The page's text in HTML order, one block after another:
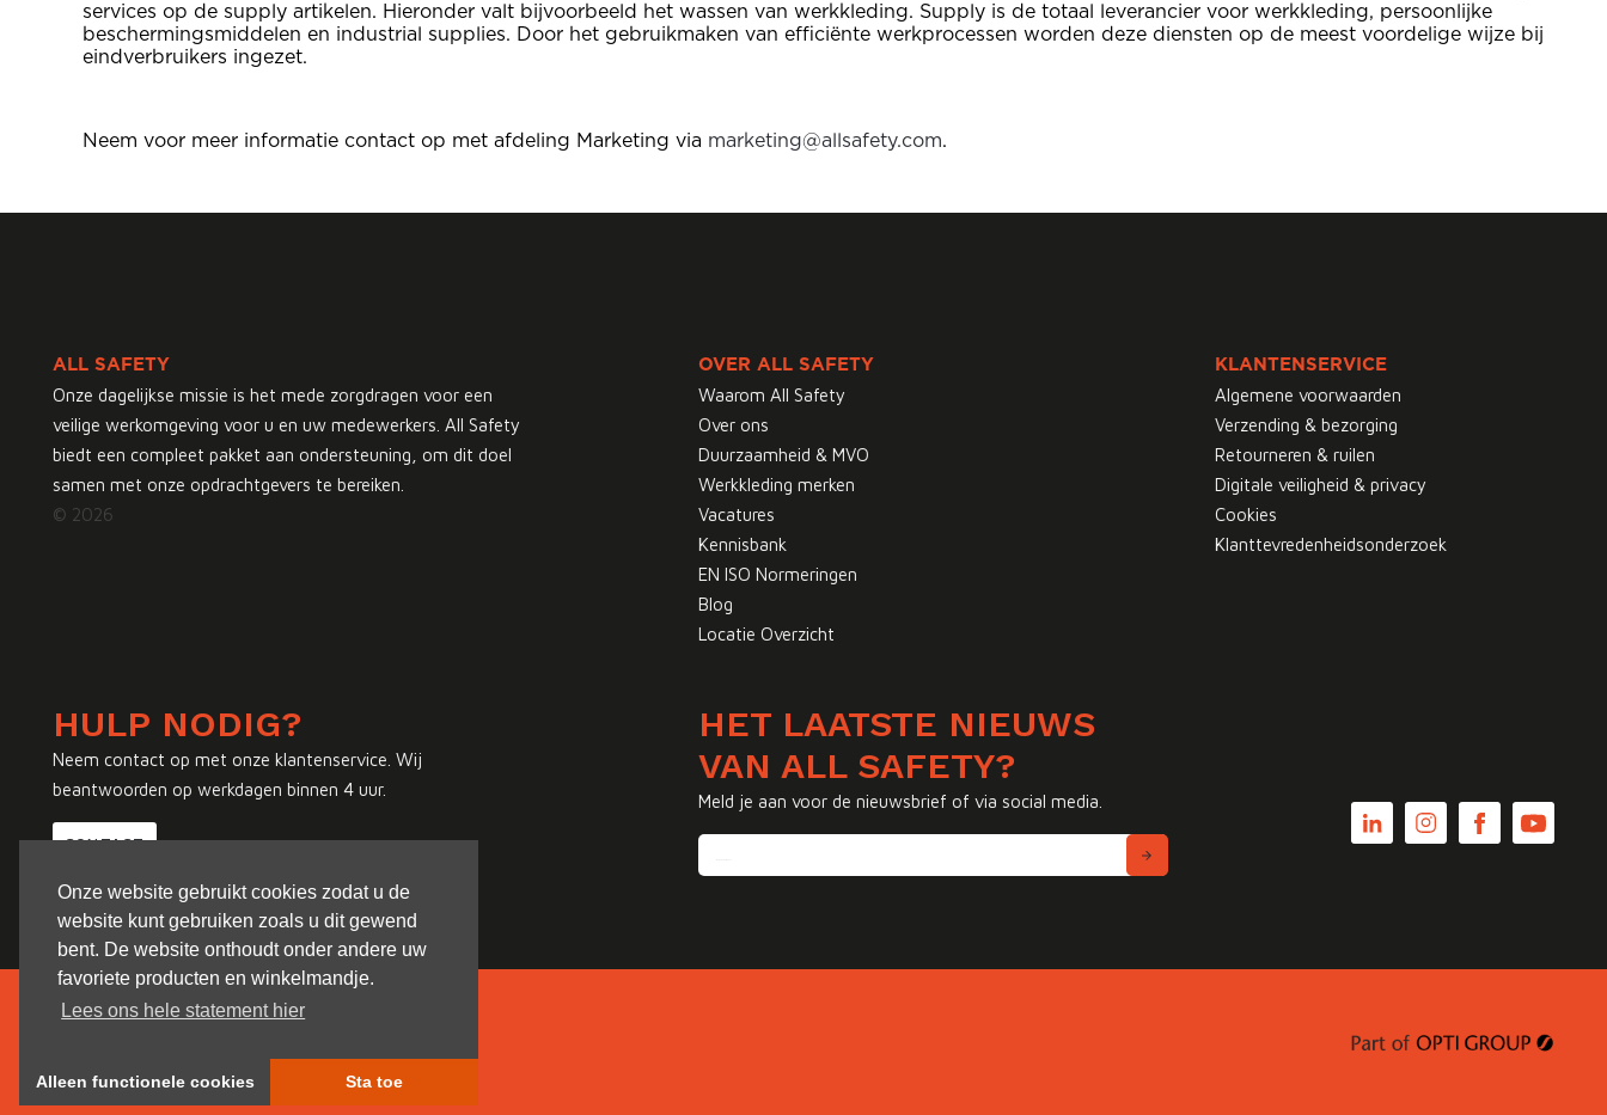
Onze website gebruikt cookies zodat u de
website kunt gebruiken zoals u dit gewend
bent. De website onthoudt onder andere uw
favoriete producten en winkelmandje.
Lees ons hele statement hier
Alleen functionele cookies Sta toe
services op de supply artikelen. Hieronder valt bijvoorbeeld het wassen van werkkleding. Supply is de totaal leverancier voor werkkleding, persoonlijke
beschermingsmiddelen en industrial supplies. Door het gebruikmaken van efficiënte werkprocessen worden deze diensten op de meest voordelige wijze bij
eindverbruikers ingezet.
Neem voor meer informatie contact op met afdeling Marketing via marketing@allsafety.com.
ALL SAFETY
Onze dagelijkse missie is het mede zorgdragen voor een
veilige werkomgeving voor u en uw medewerkers. All Safety
biedt een compleet pakket aan ondersteuning, om dit doel
samen met onze opdrachtgevers te bereiken.
© 2026
OVER ALL SAFETY
Waarom All Safety
Over ons
Duurzaamheid & MVO
Werkkleding merken
Vacatures
Kennisbank
EN ISO Normeringen
Blog
Locatie Overzicht
KLANTENSERVICE
Algemene voorwaarden
Verzending & bezorging
Retourneren & ruilen
Digitale veiligheid & privacy
Cookies
Klanttevredenheidsonderzoek
HULP NODIG?
Neem contact op met onze klantenservice. Wij
beantwoorden op werkdagen binnen 4 uur.
CONTACT
HET LAATSTE NIEUWS
VAN ALL SAFETY?
Meld je aan voor de nieuwsbrief of via social media.